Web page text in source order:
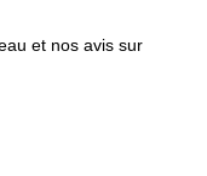
et nos avis sur